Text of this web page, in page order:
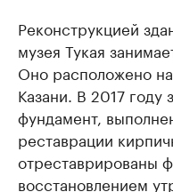
Реконструкцией
музея Тукая
Оно расположено
Казани. В 2017 году
фундамент,
реставрации
отреставрированы
восстановлением